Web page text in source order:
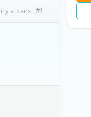
il y a 3 ans #1